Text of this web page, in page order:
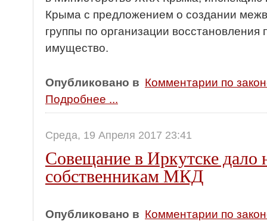
Крыма с предложением о создании
группы по организации
имущество.
Опубликовано в Комментарии по
Подробнее ...
Среда, 19 Апреля 2017 23:41
Совещание в Иркутске дало
собственникам МКД
Опубликовано в Комментарии по